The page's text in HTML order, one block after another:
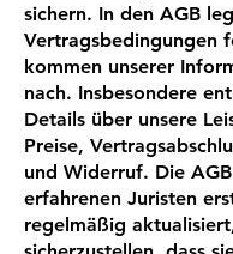
sichern. In den AGB
Vertragsbedingungen
kommen unserer
nach. Insbesondere
Details über unsere
Preise,
und Widerruf. Die
erfahrenen Juristen
regelmäßig